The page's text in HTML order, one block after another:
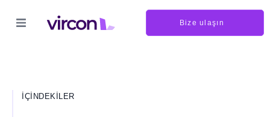
Bize ulaşın
İÇINDEKILER